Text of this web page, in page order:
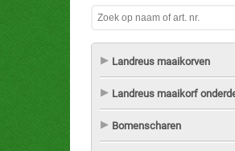
Landreus maaikorven
Landreus maaikorf
Bomenscharen